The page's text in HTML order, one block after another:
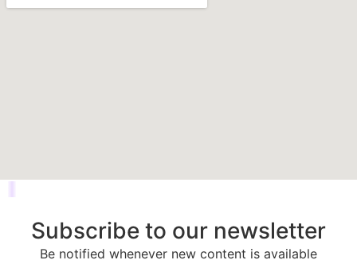
Subscribe to our newsletter
Be notified whenever new content is available